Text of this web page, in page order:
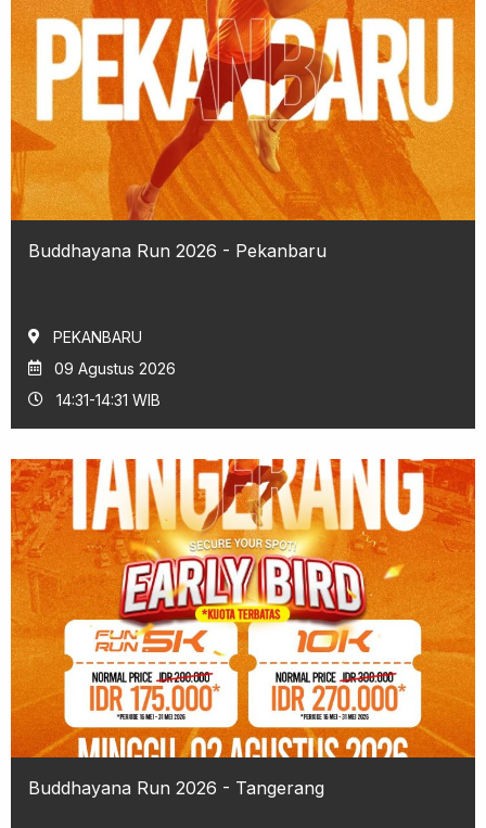
Buddhayana Run 2026 - Pekanbaru
PEKANBARU
09 Agustus 2026
14:31-14:31 WIB
Buddhayana Run 2026 - Tangerang